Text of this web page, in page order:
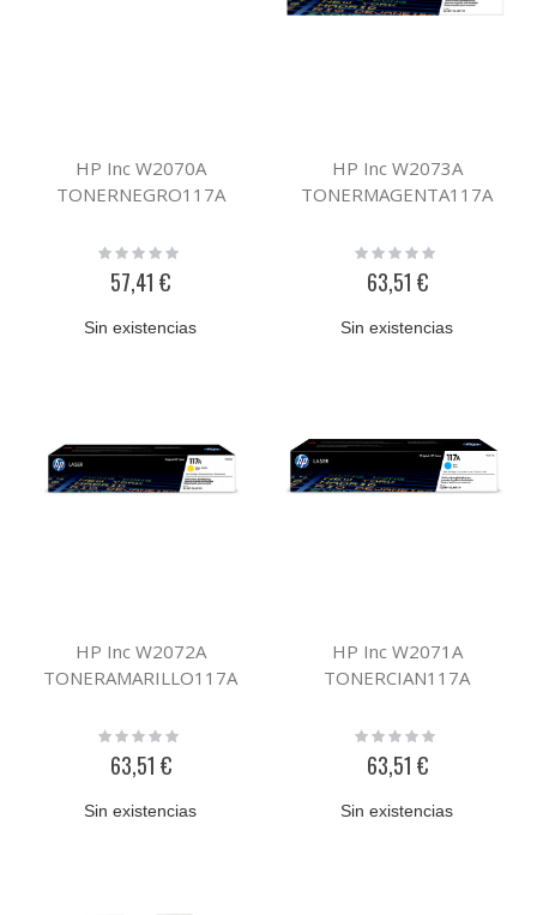
HP Inc W2070A
TONERNEGRO117A
Rating:
57,41 €
Sin existencias
HP Inc W2073A
TONERMAGENTA117A
Rating:
63,51 €
Sin existencias
HP Inc W2072A
TONERAMARILLO117A
Rating:
63,51 €
Sin existencias
HP Inc W2071A
TONERCIAN117A
Rating:
63,51 €
Sin existencias